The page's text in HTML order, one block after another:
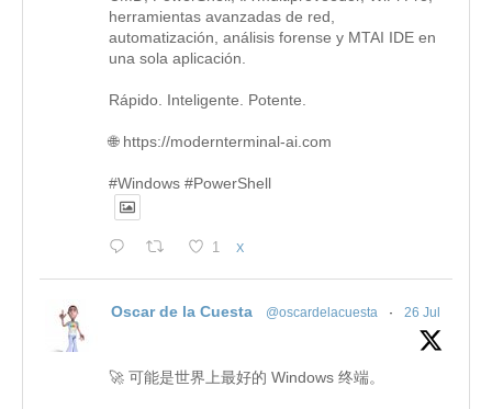
herramientas avanzadas de red,
automatización, análisis forense y MTAI IDE en
una sola aplicación.
Rápido. Inteligente. Potente.
🌐 https://modernterminal-ai.com
#Windows #PowerShell
1 X
Oscar de la Cuesta @oscardelacuesta · 26 Jul
🚀 可能是世界上最好的 Windows 终端。